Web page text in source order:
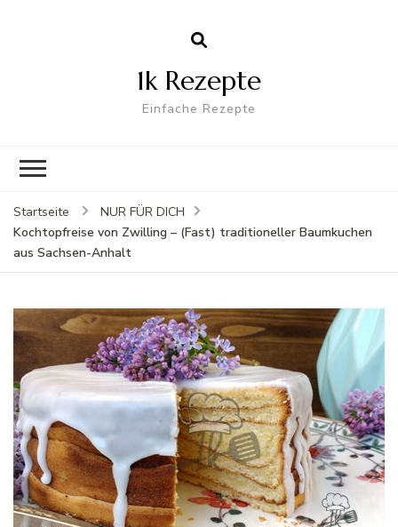
1k Rezepte
Einfache Rezepte
Startseite
NUR FÜR DICH
Kochtopfreise von Zwilling – (Fast) traditioneller Baumkuchen
aus Sachsen-Anhalt